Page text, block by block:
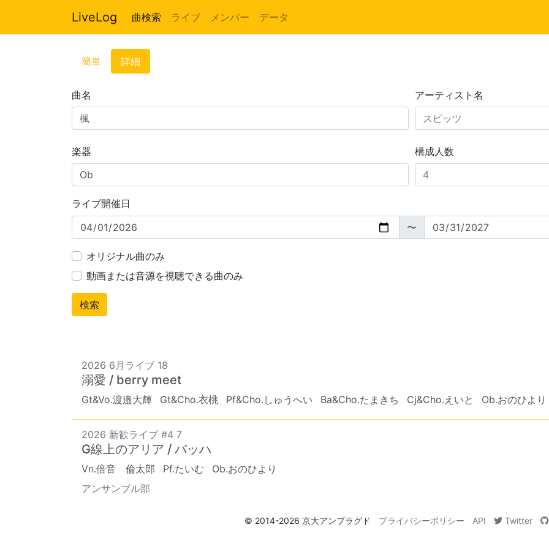
LiveLog 曲検索 ライブ メンバー データ
簡単 詳細
曲名 アーティスト名
楽器
構成人数
ライブ開催日
〜
オリジナル曲のみ
動画または音源を視聴できる曲のみ
2026 6月ライブ 18
溺愛 / berry meet
Gt&Vo.渡邉大輝 Gt&Cho.衣桃 Pf&Cho.しゅうへい Ba&Cho.たまきち Cj&Cho.えいと Ob.おのひより
2026 新歓ライブ #4 7
G線上のアリア / バッハ
Vn.倍音 倫太郎 Pf.たいむ
Ob.おのひより
アンサンブル部
© 2014-2026 京大アンプラグド プライバシーポリシー API Twitter